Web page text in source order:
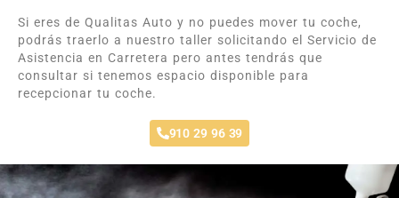
Si eres de Qualitas Auto y no puedes mover tu coche,
podrás traerlo a nuestro taller solicitando el Servicio de
Asistencia en Carretera pero antes tendrás que
consultar si tenemos espacio disponible para
recepcionar tu coche.
910 29 96 39